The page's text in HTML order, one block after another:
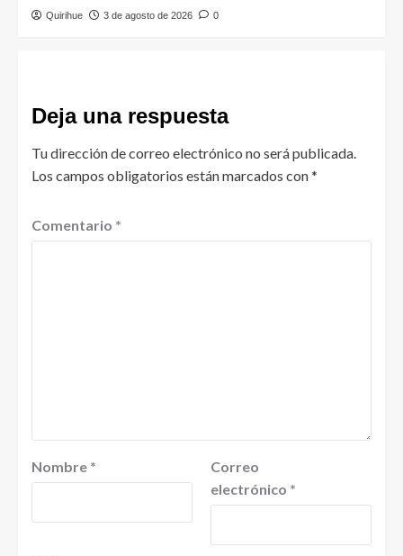
Quirihue 3 de agosto de 2026 0
Deja una respuesta
Tu dirección de correo electrónico no será publicada.
Los campos obligatorios están marcados con*
Comentario *
Nombre *
Correo
electrónico *